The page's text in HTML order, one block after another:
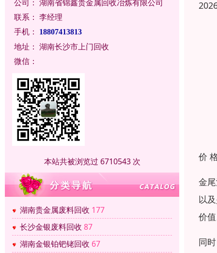
公司： 湖南省锦鑫贵金属回收冶炼有限公司
联系： 李经理
手机：
18807413813
地址： 湖南长沙市上门回收
微信：
本站共被浏览过 6710543 次
湖南贵金属废料回收 177
长沙金银废料回收 87
湖南金银铂钯铑回收 67
价
金
以
价
同